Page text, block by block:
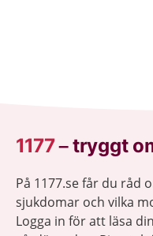
1177–tryggt
På 1177.se får du råd
sjukdomar och vilka
Logga in för att läsa